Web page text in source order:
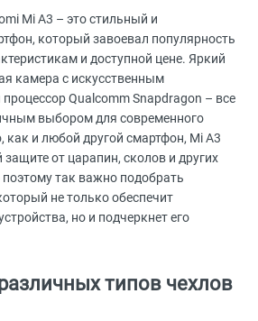
Mi A3 – это стильный и
который завоевал популярность
и доступной цене. Яркий
камера с искусственным
Qualcomm Snapdragon – все
выбором для современного
как и любой другой смартфон, Mi A3
от царапин, сколов и других
так важно подобрать
не только обеспечит
но и подчеркнет его
типов чехлов